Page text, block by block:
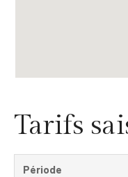
Tarifs
Période